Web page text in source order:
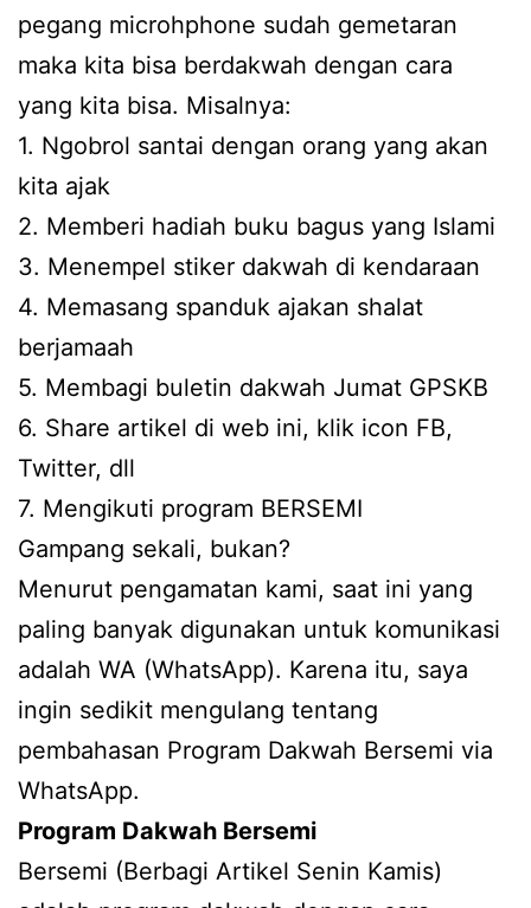
pegang microhphone sudah gemetaran
maka kita bisa berdakwah dengan cara
yang kita bisa. Misalnya:
1. Ngobrol santai dengan orang yang akan
kita ajak
2. Memberi hadiah buku bagus yang Islami
3. Menempel stiker dakwah di kendaraan
4. Memasang spanduk ajakan shalat
berjamaah
5. Membagi buletin dakwah Jumat GPSKB
6. Share artikel di web ini, klik icon FB,
Twitter, dll
7. Mengikuti program BERSEMI
Gampang sekali, bukan?
Menurut pengamatan kami, saat ini yang
paling banyak digunakan untuk komunikasi
adalah WA (WhatsApp). Karena itu, saya
ingin sedikit mengulang tentang
pembahasan Program Dakwah Bersemi via
WhatsApp.
Program Dakwah Bersemi
Bersemi (Berbagi Artikel Senin Kamis)